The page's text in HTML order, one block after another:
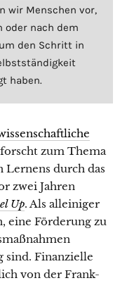
wir Menschen vor,
oder nach dem
den Schritt in
haben.
zum Thema
Lernens durch das
zwei Jahren
Up. Als alleiniger
eine Förderung zu
sind. Finanzielle
von der Frank-